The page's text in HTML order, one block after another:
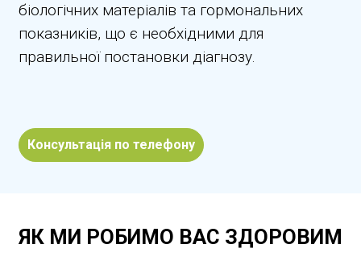
біологічних матеріалів та гормональних
показників, що є необхідними для
правильної постановки діагнозу.
Консультація по телефону
ЯК МИ РОБИМО ВАС ЗДОРОВИМ